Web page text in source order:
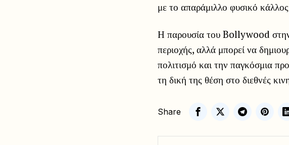
με το απαράμιλλο φυσικό
Η παρουσία του Bollywood στην
περιοχής, αλλά μπορεί να
πολιτισμό και την παγκόσμια
τη δική της θέση στο διεθνές
Share